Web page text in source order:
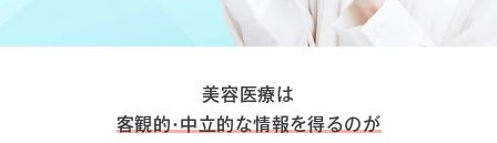
美容医療は
客観的・中立的な情報を得るのが